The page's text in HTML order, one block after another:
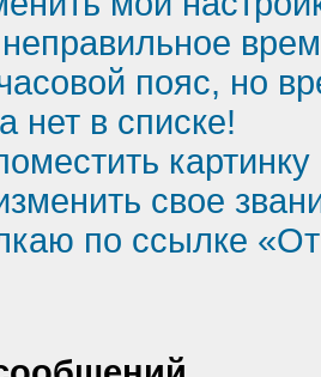
пояс, но
нет в списке!
свое
по ссылке